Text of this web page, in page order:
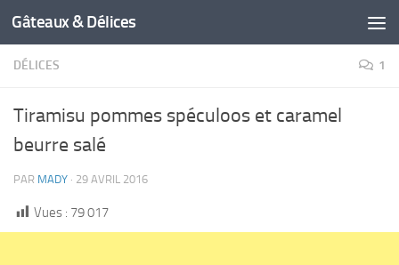
Gâteaux & Délices
DÉLICES 1
Tiramisu pommes spéculoos et caramel
beurre salé
PAR MADY · 29 AVRIL 2016
Vues : 79 017